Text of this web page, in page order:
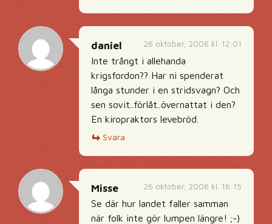
26 oktober, 2006 kl. 12:01
daniel
Inte trångt i allehanda
krigsfordon?? Har ni spenderat
långa stunder i en stridsvagn? Och
sen sovit..förlåt..övernattat i den?
En kiropraktors levebröd.
Svara
26 oktober, 2006 kl. 16:15
Misse
Se där hur landet faller samman
när folk inte gör lumpen längre! ;-)